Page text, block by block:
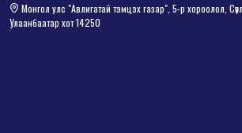
Монгол улс "Авлигатай тэмцэх газар", 5-р хороолол,
Улаанбаатар хот 14250